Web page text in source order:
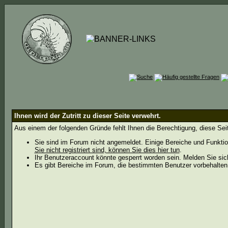
Ihnen wird der Zutritt zu dieser Seite verwehrt.
Aus einem der folgenden Gründe fehlt Ihnen die Berechtigung, diese
Sie sind im Forum nicht angemeldet. Einige Bereiche und
Sie nicht registriert sind, können Sie dies hier tun.
Ihr Benutzeraccount könnte gesperrt worden sein. Melden Sie
Es gibt Bereiche im Forum, die bestimmten Benutzer